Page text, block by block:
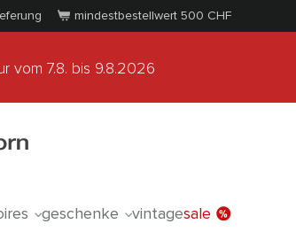
mindestbestellwert 500 CHF
vom 7.8. bis 9.8.2026
geschenke vintagesale